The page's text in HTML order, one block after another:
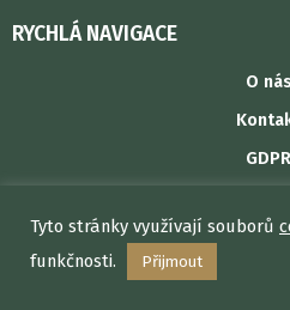
e
RYCHLÁ NAVIGACE
O nás
GDPR
Copyright ©
Tyto stránky využívají souborů
funkčnosti.
Přijmout